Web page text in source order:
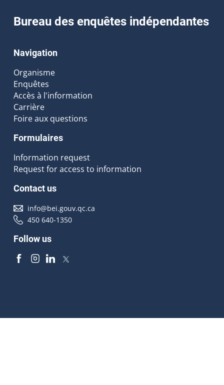
Bureau des enquêtes indépendantes
Navigation
Organisme
Enquêtes
Accès à l'information
Carrière
Foire aux questions
Formulaires
Information request
Request for access to information
Contact us
info@bei.gouv.qc.ca
450 640-1350
Follow us